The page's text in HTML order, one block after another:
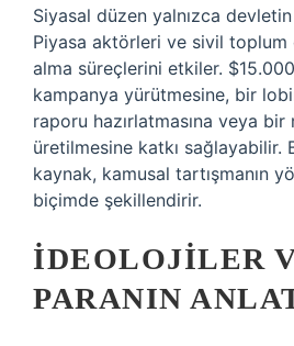
Siyasal düzen yalnızca
Piyasa aktörleri ve sivil
alma süreçlerini etkiler.
kampanya yürütmesine, bir
raporu hazırlatmasına veya
üretilmesine katkı sağlayabilir.
kaynak, kamusal tartışmanın
biçimde şekillendirir.
İDEOLOJILER
PARANIN